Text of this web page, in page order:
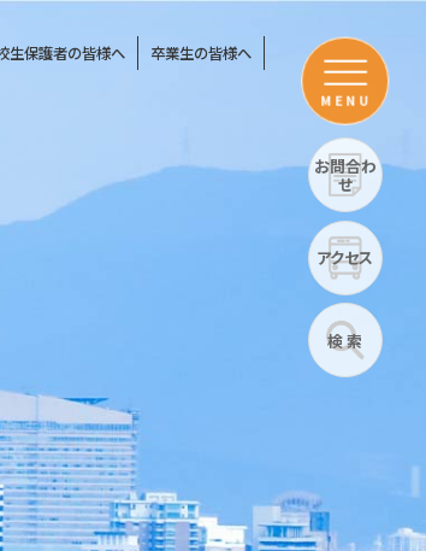
生保護者の皆様へ 卒業生の皆様へ
MENU
お問合わ
せ
アクセス
検 索